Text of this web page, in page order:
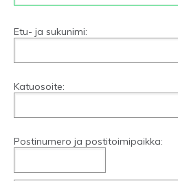
Etu- ja sukunimi:
Katuosoite:
Postinumero ja postitoimipaikka: